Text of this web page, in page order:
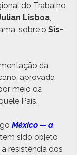
do Tra­bal­ho
Lis­boa,
sobre o Sis­
da
aprova­da
meio da
País.
Méx­i­co — a
sido obje­to
resistên­cia dos